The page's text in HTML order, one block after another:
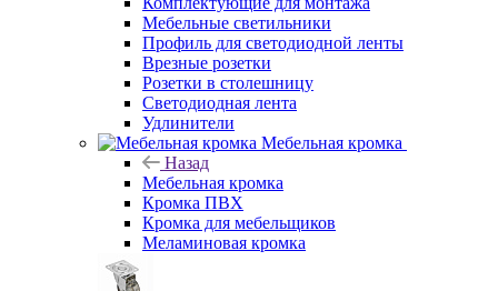
Мебельные светильники
Профиль для светодиодной ленты
Врезные розетки
Розетки в столешницу
Светодиодная лента
Удлинители
Мебельная кромка
Назад
Мебельная кромка
Кромка ПВХ
Кромка для мебельщиков
Меламиновая кромка